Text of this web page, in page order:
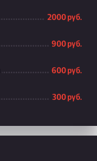
2000 руб.
900 руб.
600 руб.
300 руб.